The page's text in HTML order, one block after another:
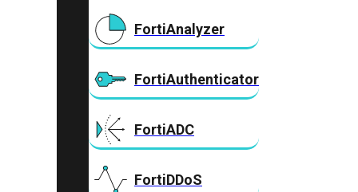
FortiAnalyzer
FortiAuthenticator
FortiADC
FortiDDoS